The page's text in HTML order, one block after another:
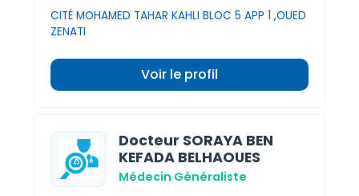
CITÉ MOHAMED TAHAR KAHLI BLOC 5 APP 1 ,OUED
ZENATI
Voir le profil
Docteur SORAYA BEN
KEFADA BELHAOUES
Médecin Généraliste